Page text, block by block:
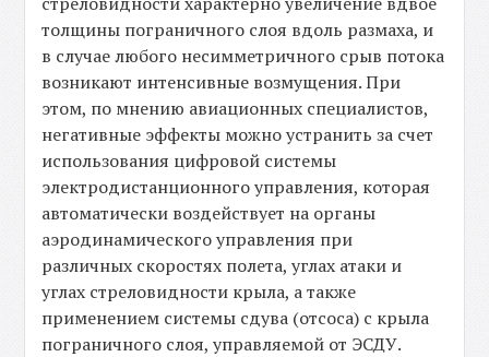
толщины пограничного слоя вдоль размаха, и
в случае любого несимметричного срыв потока
возникают интенсивные возмущения. При
этом, по мнению авиационных специалистов,
негативные эффекты можно устранить за счет
использования цифровой системы
электродистанционного управления, которая
автоматически воздействует на органы
аэродинамического управления при
различных скоростях полета, углах атаки и
углах стреловидности крыла, а также
применением системы сдува (отсоса) с крыла
пограничного слоя, управляемой от ЭСДУ.